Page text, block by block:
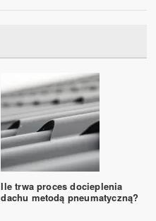
Ile trwa proces docieplenia
dachu metodą pneumatyczną?